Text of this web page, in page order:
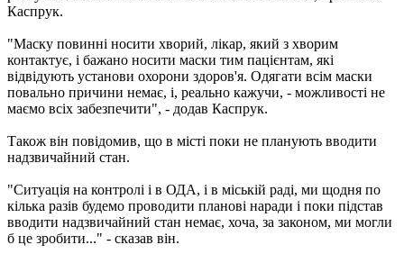
Каспрук.
"Маску повинні носити хворий, лікар, який з хворим
контактує, і бажано носити маски тим пацієнтам, які
відвідують установи охорони здоров'я. Одягати всім маски
повально причини немає, і, реально кажучи, - можливості не
маємо всіх забезпечити", - додав Каспрук.
Також він повідомив, що в місті поки не планують вводити
надзвичайний стан.
"Ситуація на контролі і в ОДА, і в міській раді, ми щодня по
кілька разів будемо проводити планові наради і поки підстав
вводити надзвичайний стан немає, хоча, за законом, ми могли
б це зробити..." - сказав він.